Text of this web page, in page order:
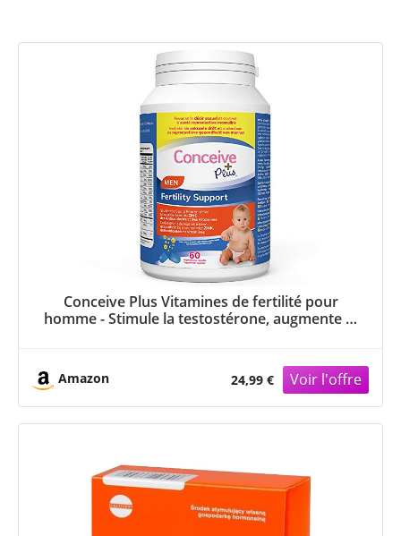
Conceive Plus Vitamines de fertilité pour
homme - Stimule la testostérone, augmente la
Amazon 24,99 €